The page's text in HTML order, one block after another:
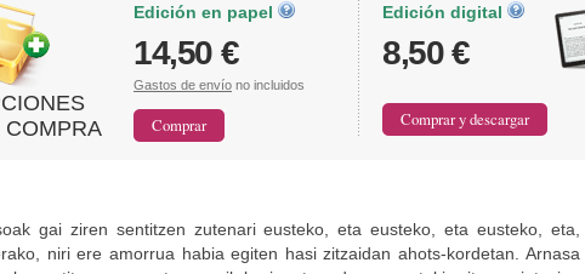
COMPRA
Edición en papel
14,50 €
Gastos de envío no incluidos
Edición digital
8,50 €
gai ziren sentitzen zutenari eusteko, eta eusteko, eta eusteko, eta,
niri ere amorrua habia egiten hasi zitzaidan ahots-kordetan. Arnasa